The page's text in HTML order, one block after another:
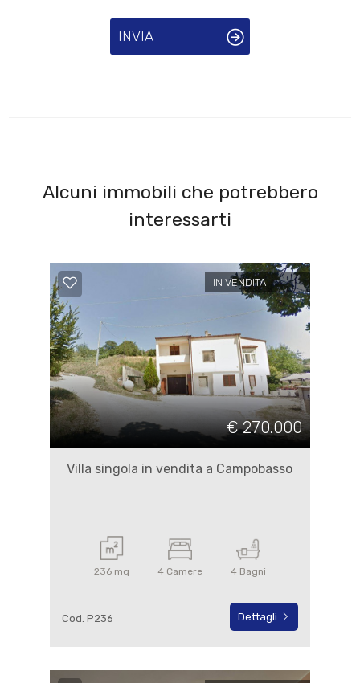
INVIA
Alcuni immobili che potrebbero
interessarti
IN VENDITA
€ 270.000
Villa singola in vendita a Campobasso
236 mq 4 Camere 4 Bagni
Cod. P236 Dettagli